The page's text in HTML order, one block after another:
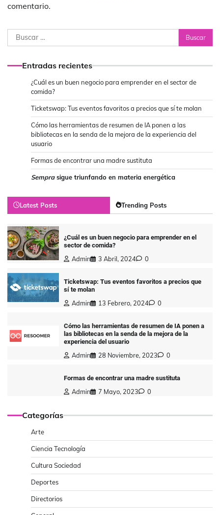
comentario.
Buscar:
Entradas recientes
¿Cuál es un buen negocio para emprender en el sector de
comida?
Ticketswap: Tus eventos favoritos a precios que sí te molan
Cómo las herramientas de resumen de IA ponen a las
bibliotecas en la senda de la mejora de la experiencia del
usuario
Formas de encontrar una madre sustituta
Semprasigue triunfando en materia energética
Latest Posts Trending Posts
¿Cuál es un buen negocio para emprender en el
sector de comida?
Admin 3 Abril, 2024 0
Ticketswap: Tus eventos favoritos a precios que
sí te molan
Admin 13 Febrero, 2024 0
Cómo las herramientas de resumen de IA ponen a
las bibliotecas en la senda de la mejora de la
experiencia del usuario
Admin 28 Noviembre, 2023 0
Formas de encontrar una madre sustituta
Admin 7 Mayo, 2023 0
Categorías
Arte
Ciencia Tecnología
Cultura Sociedad
Deportes
Directorios